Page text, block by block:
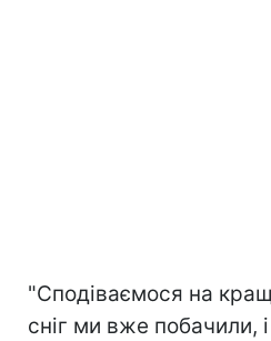
"Сподіваємося на
сніг ми вже побачили,